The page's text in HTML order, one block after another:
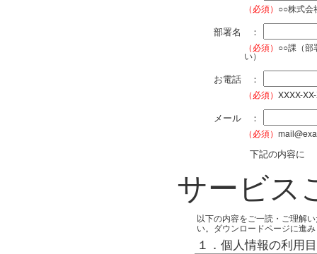
（必須） ○○株式会
部署名 ：
（必須） ○○課（部
い）
お電話 ：
（必須） XXXX-
メール ：
（必須）
下記の内容に
サービス
以下の内容をご一読・ご理解
い。ダウンロードページに進
１．個人情報の利用